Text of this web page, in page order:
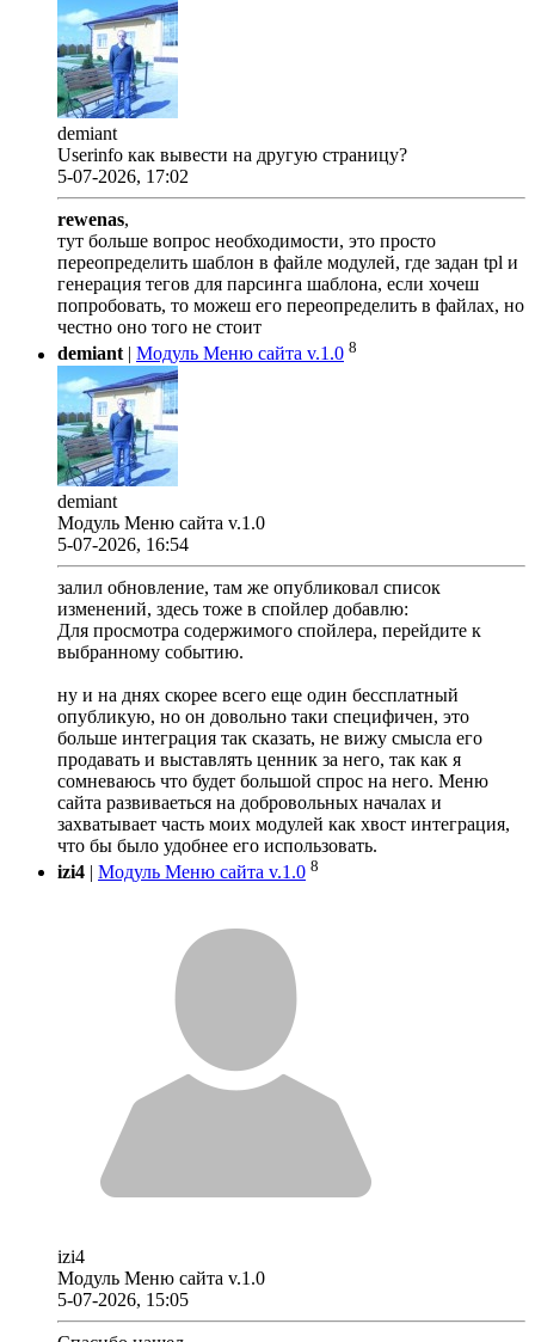
demiant
Userinfo как вывести на другую страницу?
5-07-2026, 17:02
rewenas,
тут больше вопрос необходимости, это просто
переопределить шаблон в файле модулей, где задан tpl и
генерация тегов для парсинга шаблона, если хочеш
попробовать, то можеш его переопределить в файлах, но
честно оно того не стоит
demiant| Модуль Меню сайта v.1.0 8
demiant
Модуль Меню сайта v.1.0
5-07-2026, 16:54
залил обновление, там же опубликовал список
изменений, здесь тоже в спойлер добавлю:
Для просмотра содержимого спойлера, перейдите к
выбранному событию.
ну и на днях скорее всего еще один бессплатный
опубликую, но он довольно таки специфичен, это
больше интеграция так сказать, не вижу смысла его
продавать и выставлять ценник за него, так как я
сомневаюсь что будет большой спрос на него. Меню
сайта развиваеться на добровольных началах и
захватывает часть моих модулей как хвост интеграция,
что бы было удобнее его использовать.
izi4 | Модуль Меню сайта v.1.0 8
izi4
Модуль Меню сайта v.1.0
5-07-2026, 15:05